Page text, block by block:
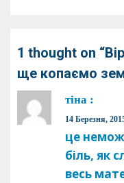
1 thought on “
ще копаємо
тіна :
14 Березня,
це
біль, як
весь